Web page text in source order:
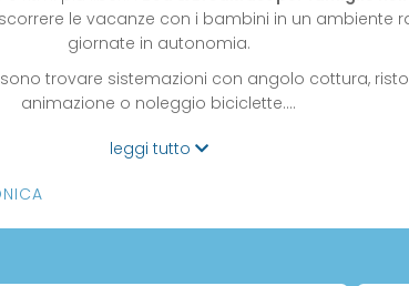
le vacanze con i bambini in un ambiente
giornate in autonomia.
trovare sistemazioni con angolo cottura,
animazione o noleggio biciclette.…
leggi tutto